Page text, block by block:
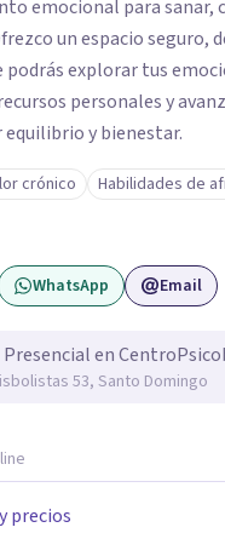
emocional para sanar,
un espacio seguro,
podrás explorar tus
personales y
equilibrio y bienestar.
crónico
Habilidades de
WhatsApp Email
en
53, Santo Domingo
precios